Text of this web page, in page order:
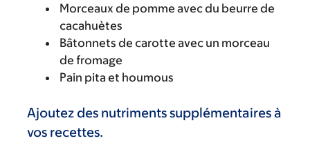
Morceaux de pomme avec du beurre de
cacahuètes
Bâtonnets de carotte avec un morceau
de fromage
Pain pita et houmous
Ajoutez des nutriments supplémentaires à
vos recettes.